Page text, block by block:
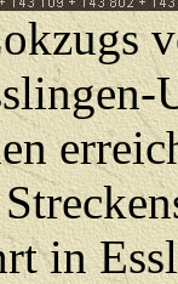
in